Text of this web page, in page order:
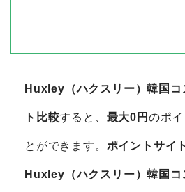
Huxley（ハクスリー）韓国コ
ト比較すると、 最大0円 のポ
とができます。 ポイントサイ
Huxley（ハクスリー）韓国コ